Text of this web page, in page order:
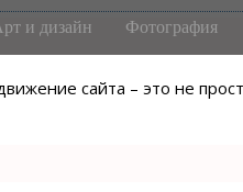
сайта – это не
и дизайн Фотография